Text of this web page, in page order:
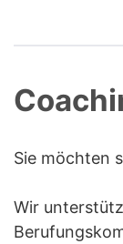
Sie möchten
Wir